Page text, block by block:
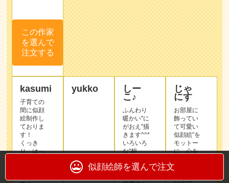
間に似顔
絵制作し
ておりま
す！
くっき
り、はっ
たタッチ
が得意で
す☆
記念日、
還暦、ペ
ット、ウ
ェディン
グ、ご要
もらった
yukko
作品
サン
プル
しー
こ♪
ふんわり
暖かい"に
がおえ"描
きます^^*
いろいろ
な"想
がおえ"に
込めて、
皆様のも
とにお届
けできた
らと思い
ます(﹡
ˆ﹀ˆ﹡)
集合写真
がなくて
も、"にが
じゃ
にす
お部屋に
飾ってい
て可愛い
似顔絵”を
モットー
に、心を
描きしま
す(^o^)
記念日、
ウェルカ
ムボー
ド、プレ
ゼントな
どにいか
うか♪
皆様から
のリクエ
似顔絵師を選んで注文